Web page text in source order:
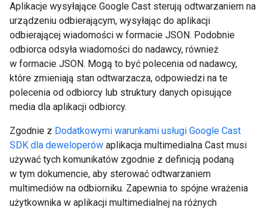
Aplikacje wysyłające Google Cast sterują odtwarzaniem na
urządzeniu odbierającym, wysyłając do aplikacji
odbierającej wiadomości w formacie JSON. Podobnie
odbiorca odsyła wiadomości do nadawcy, również
w formacie JSON. Mogą to być polecenia od nadawcy,
które zmieniają stan odtwarzacza, odpowiedzi na te
polecenia od odbiorcy lub struktury danych opisujące
media dla aplikacji odbiorcy.
Zgodnie z Dodatkowymi warunkami usługi Google Cast
SDK dla deweloperów aplikacja multimedialna Cast musi
używać tych komunikatów zgodnie z definicją podaną
w tym dokumencie, aby sterować odtwarzaniem
multimediów na odbiorniku. Zapewnia to spójne wrażenia
użytkownika w aplikacji multimedialnej na różnych